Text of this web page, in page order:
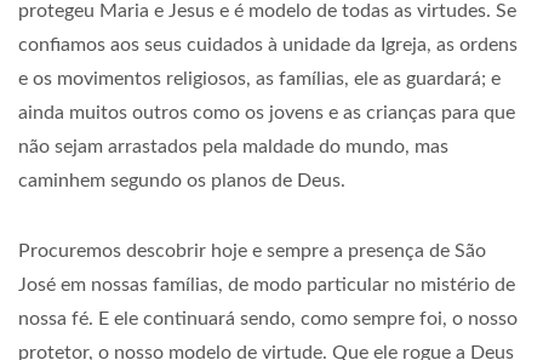
protegeu Maria e Jesus e é modelo de todas as virtudes. Se
confiamos aos seus cuidados à unidade da Igreja, as ordens
e os movimentos religiosos, as famílias, ele as guardará; e
ainda muitos outros como os jovens e as crianças para que
não sejam arrastados pela maldade do mundo, mas
caminhem segundo os planos de Deus.
Procuremos descobrir hoje e sempre a presença de São
José em nossas famílias, de modo particular no mistério de
nossa fé. E ele continuará sendo, como sempre foi, o nosso
protetor, o nosso modelo de virtude. Que ele rogue a Deus